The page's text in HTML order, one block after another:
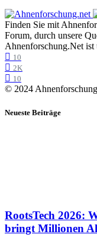
Finden Sie mit
Forum, durch unsere
Ahnenforschung.Net
10
2K
10
© 2024
Neueste Beiträge
RootsTech 2026:
bringt Millionen